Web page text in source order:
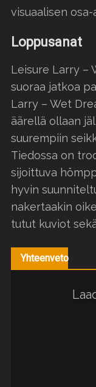
visuaalisen
Loppusanat
Leisure Larry –
suoraa jatkoa
Larry – Wet
äärellä ollaan
suurempiin
Tiedossa on
sijoittuva
hyvin
nakertaakin
tutut kuviot
Yhteenveto